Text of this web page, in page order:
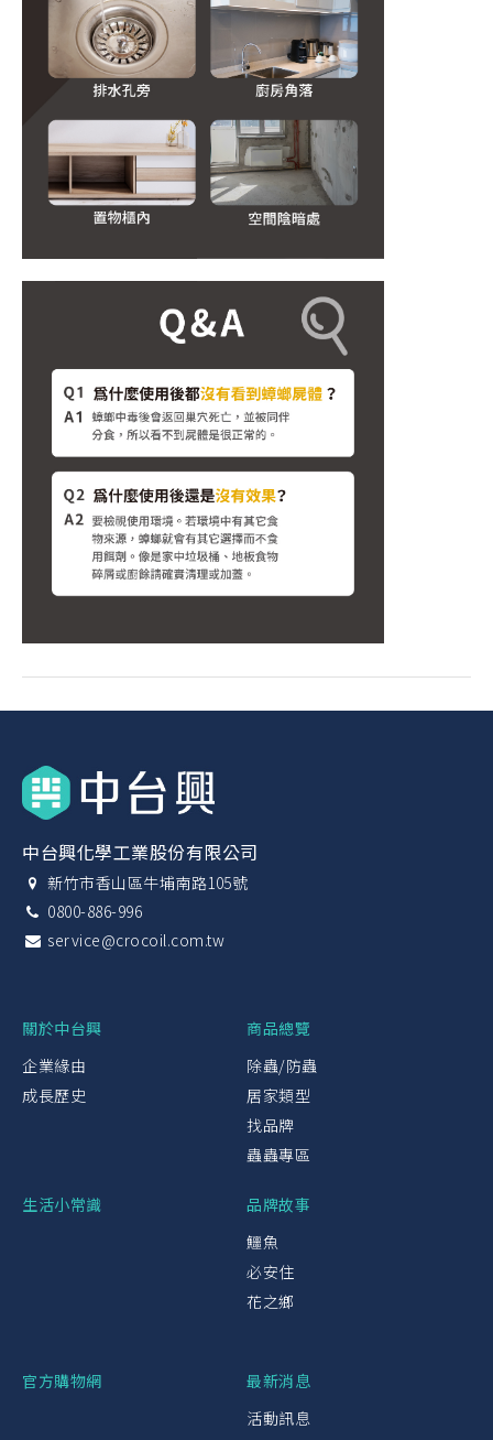
中台興化學工業股份有限公司
新竹市香山區牛埔南路105號
0800-886-996
service@crocoil.com.tw
關於中台興
企業緣由
成長歷史
商品總覽
除蟲/防蟲
居家類型
找品牌
蟲蟲專區
生活小常識
品牌故事
鱷魚
必安住
花之鄉
官方購物網
最新消息
活動訊息